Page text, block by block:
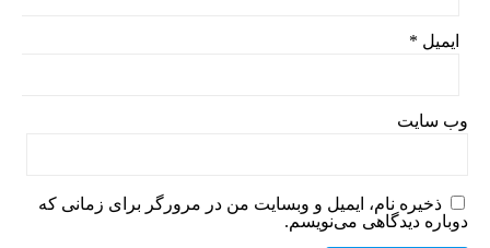
ایمیل *
وب‌ سایت
ذخیره نام، ایمیل و وبسایت من در مرورگر برای زمانی که
دوباره دیدگاهی می‌نویسم.